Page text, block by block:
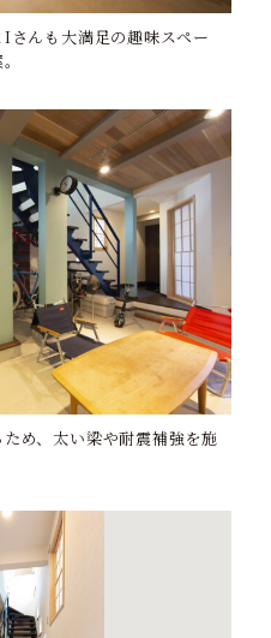
Iさんも大満足の趣味スペー
め、太い梁や耐震補強を施